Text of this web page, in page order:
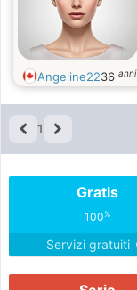
Angeline2236 anni
1
Gratis
100%
Servizi gratuiti